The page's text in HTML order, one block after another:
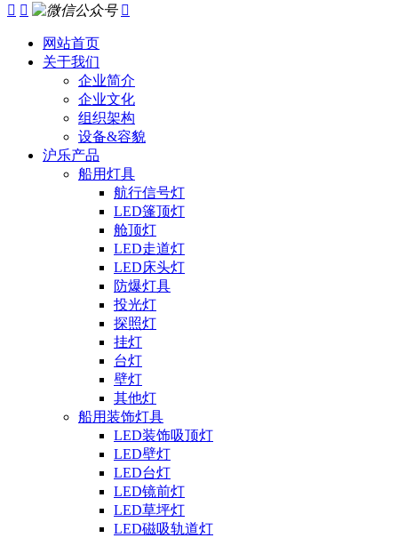
  
网站首页
关于我们
企业简介
企业文化
组织架构
设备&容貌
沪乐产品
船用灯具
航行信号灯
LED篷顶灯
舱顶灯
LED走道灯
LED床头灯
防爆灯具
投光灯
探照灯
挂灯
台灯
壁灯
其他灯
船用装饰灯具
LED装饰吸顶灯
LED壁灯
LED台灯
LED镜前灯
LED草坪灯
LED磁吸轨道灯